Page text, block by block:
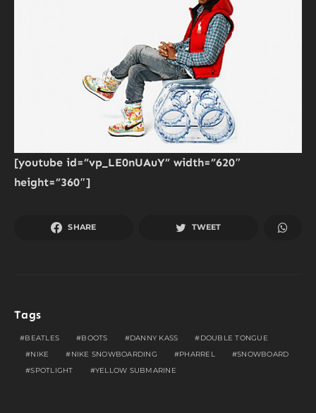
[youtube id=”vp_LE0nUAuY” width=”620″
height=”360″]
SHARE TWEET
Tags
BEATLES BOOTS DANNY KASS
DOUBLE TONGUE
NIKE
NIKE SNOWBOARDING PHARREL
SNOWBOARD
SPOTLIGHT
YELLOW SUBMARINE